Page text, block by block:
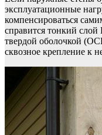
эксплуатационные
компенсироваться
справится тонкий
твердой оболочкой
сквозное крепление к